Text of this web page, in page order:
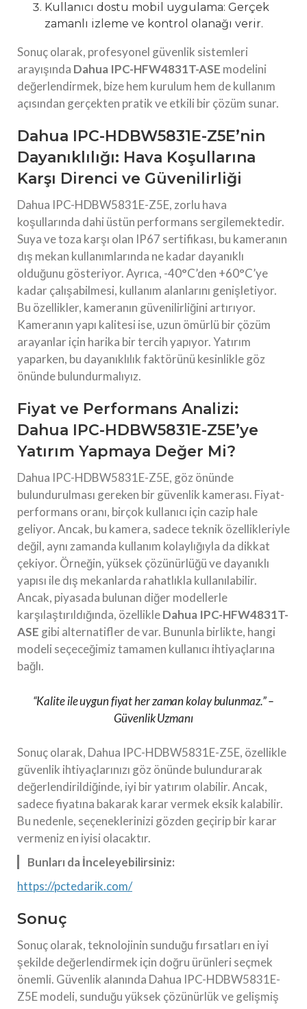
Kullanıcı dostu mobil uygulama: Gerçek
zamanlı izleme ve kontrol olanağı verir.
Sonuç olarak, profesyonel güvenlik sistemleri
arayışında Dahua IPC-HFW4831T-ASE modelini
değerlendirmek, bize hem kurulum hem de kullanım
açısından gerçekten pratik ve etkili bir çözüm sunar.
Dahua IPC-HDBW5831E-Z5E’nin
Dayanıklılığı: Hava Koşullarına
Karşı Direnci ve Güvenilirliği
Dahua IPC-HDBW5831E-Z5E, zorlu hava
koşullarında dahi üstün performans sergilemektedir.
Suya ve toza karşı olan IP67 sertifikası, bu kameranın
dış mekan kullanımlarında ne kadar dayanıklı
olduğunu gösteriyor. Ayrıca, -40°C’den +60°C’ye
kadar çalışabilmesi, kullanım alanlarını genişletiyor.
Bu özellikler, kameranın güvenilirliğini artırıyor.
Kameranın yapı kalitesi ise, uzun ömürlü bir çözüm
arayanlar için harika bir tercih yapıyor. Yatırım
yaparken, bu dayanıklılık faktörünü kesinlikle göz
önünde bulundurmalıyız.
Fiyat ve Performans Analizi:
Dahua IPC-HDBW5831E-Z5E’ye
Yatırım Yapmaya Değer Mi?
Dahua IPC-HDBW5831E-Z5E, göz önünde
bulundurulması gereken bir güvenlik kamerası. Fiyat-
performans oranı, birçok kullanıcı için cazip hale
geliyor. Ancak, bu kamera, sadece teknik özellikleriyle
değil, aynı zamanda kullanım kolaylığıyla da dikkat
çekiyor. Örneğin, yüksek çözünürlüğü ve dayanıklı
yapısı ile dış mekanlarda rahatlıkla kullanılabilir.
Ancak, piyasada bulunan diğer modellerle
karşılaştırıldığında, özellikleDahua IPC-HFW4831T-
ASE gibi alternatifler de var. Bununla birlikte, hangi
modeli seçeceğimiz tamamen kullanıcı ihtiyaçlarına
bağlı.
“Kalite ile uygun fiyat her zaman kolay bulunmaz.” –
Güvenlik Uzmanı
Sonuç olarak, Dahua IPC-HDBW5831E-Z5E, özellikle
güvenlik ihtiyaçlarınızı göz önünde bulundurarak
değerlendirildiğinde, iyi bir yatırım olabilir. Ancak,
sadece fiyatına bakarak karar vermek eksik kalabilir.
Bu nedenle, seçeneklerinizi gözden geçirip bir karar
vermeniz en iyisi olacaktır.
Bunları da İnceleyebilirsiniz:
https://pctedarik.com/
Sonuç
Sonuç olarak, teknolojinin sunduğu fırsatları en iyi
şekilde değerlendirmek için doğru ürünleri seçmek
önemli. Güvenlik alanında Dahua IPC-HDBW5831E-
Z5E modeli, sunduğu yüksek çözünürlük ve gelişmiş